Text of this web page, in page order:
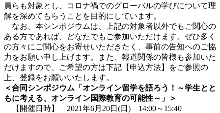
員らも対象とし、コロナ禍でのグローバルの学びについて理
解を深めてもらうことを目的にしています。
なお、本シンポジウムは、上記の対象者以外でもご関心の
ある方であれば、どなたでもご参加いただけます。ぜひ多く
の方々にご関心をお寄せいただきたく、事前の告知へのご協
力をお願い申し上げます。また、報道関係の皆様も参加いた
だけますので、ご希望の方は下記【申込方法】をご参照の
上、登録をお願いいたします。
＜合同シンポジウム「オンライン留学を語ろう！～学生とと
もに考える、オンライン国際教育の可能性～」＞
【開催日時】 2021年6月20日(日) 14:00～15:40